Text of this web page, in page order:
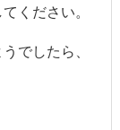
ください。
でしたら、